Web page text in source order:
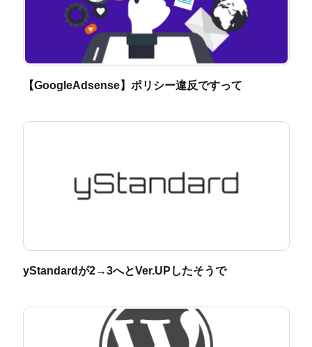
【GoogleAdsense】ポリシー違反ですって
yStandardが2→3へとVer.UPしたそうで